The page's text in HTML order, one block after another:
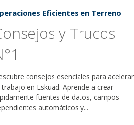
Eficientes en Terreno
y Trucos
consejos esenciales para acelerar
en Eskuad. Aprende a crear
fuentes de datos, campos
automáticos y...